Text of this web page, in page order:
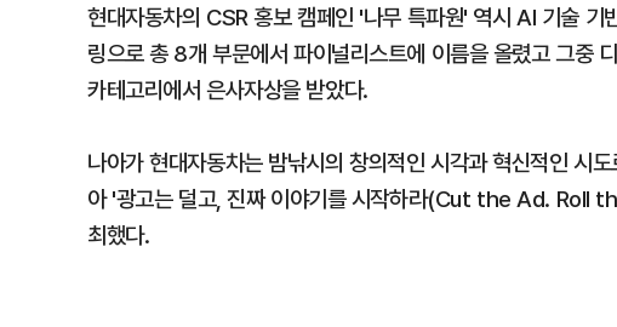
현대자동차의 CSR 홍보 캠페인 '나무 특파원' 역시 AI 기술
링으로 총 8개 부문에서 파이널리스트에 이름을 올렸고 그중
카테고리에서 은사자상을 받았다.
나아가 현대자동차는 밤낚시의 창의적인 시각과 혁신적인 시
아 '광고는 덜고, 진짜 이야기를 시작하라(Cut the Ad. Roll
최했다.